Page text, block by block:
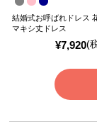
¥7,920(
結婚式お呼ばれドレス
マキシ丈ドレス